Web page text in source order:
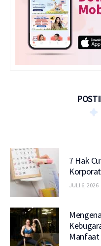
7 Hak
JULI 6, 2026
Manfaat